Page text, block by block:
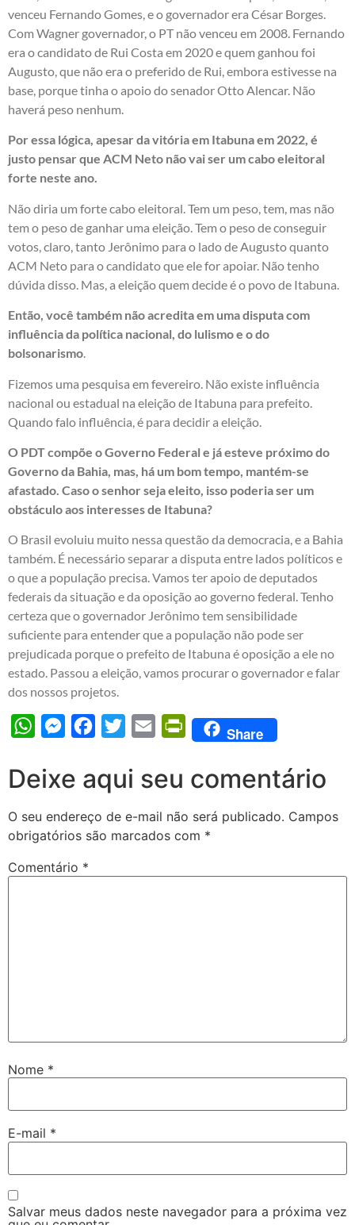
venceu Fernando Gomes, e o governador era César Borges.
Com Wagner governador, o PT não venceu em 2008. Fernando
era o candidato de Rui Costa em 2020 e quem ganhou foi
Augusto, que não era o preferido de Rui, embora estivesse na
base, porque tinha o apoio do senador Otto Alencar. Não
haverá peso nenhum.
Por essa lógica, apesar da vitória em Itabuna em 2022, é
justo pensar que ACM Neto não vai ser um cabo eleitoral
forte neste ano.
Não diria um forte cabo eleitoral. Tem um peso, tem, mas não
tem o peso de ganhar uma eleição. Tem o peso de conseguir
votos, claro, tanto Jerônimo para o lado de Augusto quanto
ACM Neto para o candidato que ele for apoiar. Não tenho
dúvida disso. Mas, a eleição quem decide é o povo de Itabuna.
Então, você também não acredita em uma disputa com
influência da política nacional, do lulismo e o do
bolsonarismo.
Fizemos uma pesquisa em fevereiro. Não existe influência
nacional ou estadual na eleição de Itabuna para prefeito.
Quando falo influência, é para decidir a eleição.
O PDT compõe o Governo Federal e já esteve próximo do
Governo da Bahia, mas, há um bom tempo, mantém-se
afastado. Caso o senhor seja eleito, isso poderia ser um
obstáculo aos interesses de Itabuna?
O Brasil evoluiu muito nessa questão da democracia, e a Bahia
também. É necessário separar a disputa entre lados políticos e
o que a população precisa. Vamos ter apoio de deputados
federais da situação e da oposição ao governo federal. Tenho
certeza que o governador Jerônimo tem sensibilidade
suficiente para entender que a população não pode ser
prejudicada porque o prefeito de Itabuna é oposição a ele no
estado. Passou a eleição, vamos procurar o governador e falar
dos nossos projetos.
WhatsAppMessengerFacebook
Twitter Email PrintFriendly
Share
Deixe aqui seu comentário
O seu endereço de e-mail não será publicado. Campos
obrigatórios são marcados com *
Comentário *
Nome *
E-mail *
Salvar meus dados neste navegador para a próxima vez